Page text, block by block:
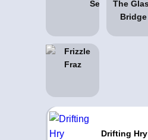
Drifting Hry